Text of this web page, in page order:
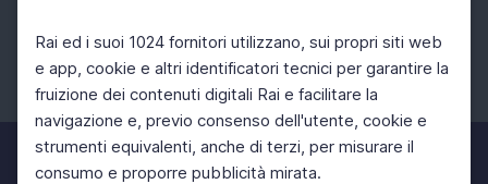
Rai ed i suoi 1024 fornitori utilizzano, sui propri siti web
e app, cookie e altri identificatori tecnici per garantire la
fruizione dei contenuti digitali Rai e facilitare la
navigazione e, previo consenso dell'utente, cookie e
strumenti equivalenti, anche di terzi, per misurare il
consumo e proporre pubblicità mirata.
Facebook Instagram Twitter